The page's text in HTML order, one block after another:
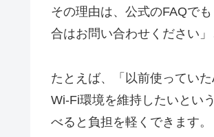
その理由は、公式のFAQで
合はお問い合わせください
たとえば、「以前使ってい
Wi-Fi環境を維持したいとい
べると負担を軽くできます。